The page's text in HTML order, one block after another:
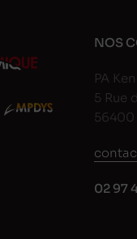
NOS
PA
5 Rue
56400
02 97